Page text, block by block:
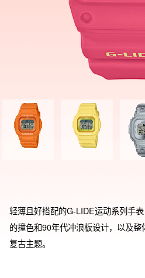
轻薄且好搭配的G-LIDE运动系列手
的撞色和90年代冲浪板设计，以及
复古主题。